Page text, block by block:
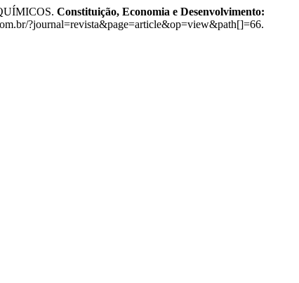
Constituição, Economia e Desenvolvimento:
?journal=revista&page=article&op=view&path[]=66.